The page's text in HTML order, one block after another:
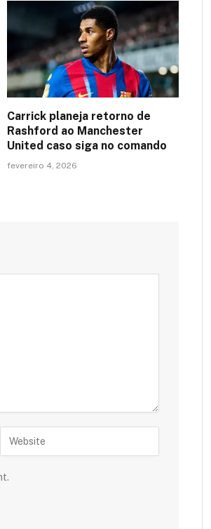
Carrick planeja retorno de
Rashford ao Manchester
United caso siga no comando
fevereiro 4, 2026